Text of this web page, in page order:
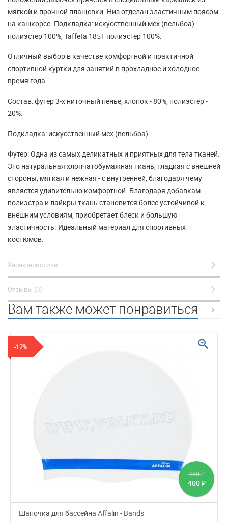
мягкой и прочной плащевки. Низ отделан эластичным поясом
на кашкорсе. Подкладка: искусственный мех (вельбоа)
полиэстер 100%, Taffeta 185T полиэстер 100%.
Отличный выбор в качестве комфортной и практичной
спортивной куртки для занятий в прохладное и холодное
время года.
Состав: футер 3-х ниточный пенье, хлопок - 80%, полиэстер -
20%.
Подкладка: искусственный мех (вельбоа)
Футер: Одна из самых деликатных и приятных для тела тканей.
Это натуральная хлопчатобумажная ткань, гладкая с внешней
стороны, мягкая и нежная - с внутренней, благодаря чему
является удивительно комфортной. Благодаря добавкам
полиэстра и лайкры ткань становится более устойчивой к
внешним условиям, приобретает блеск и большую
эластичность. Идеальный материал для спортивных
костюмов.
Характеристики
Отзывы (0)
Вам также может понравиться
-12%
450₽
400 ₽
Шапочка для бассейна Affalin - Bands
zoom_in